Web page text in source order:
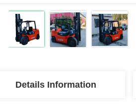
Details Information